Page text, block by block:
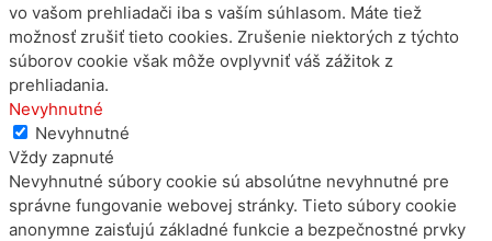
vo vašom prehliadači iba s vaším súhlasom. Máte tiež
možnosť zrušiť tieto cookies. Zrušenie niektorých z týchto
súborov cookie však môže ovplyvniť váš zážitok z
prehliadania.
Nevyhnutné
Nevyhnutné
Vždy zapnuté
Nevyhnutné súbory cookie sú absolútne nevyhnutné pre
správne fungovanie webovej stránky. Tieto súbory cookie
anonymne zaisťujú základné funkcie a bezpečnostné prvky